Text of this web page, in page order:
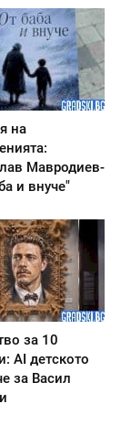
на
Мавродиев-
и внуче"
за 10
AI детското
за Васил